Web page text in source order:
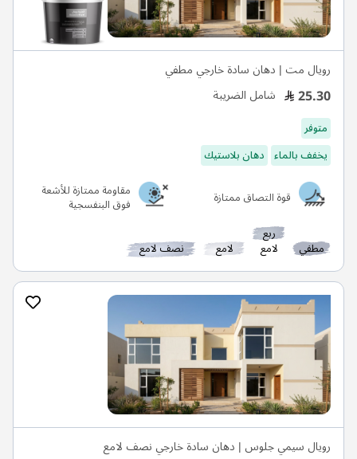
رويال مت | دهان سادة خارجي مطفي
25.30 شامل الضريبة
متوفر
يخفف بالماء دهان بلاستيك
قوة التصاق ممتازة
مقاومة ممتازة للأشعة
فوق البنفسجية
مطفي
ربع
لامع لامع نصف لامع
رويال سيمي جلوس | دهان سادة خارجي نصف لامع